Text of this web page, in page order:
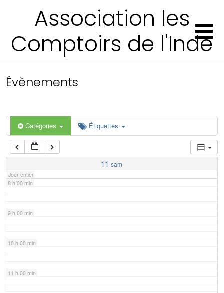
Association les
Comptoirs de l'Inde
Évènements
Catégories Étiquettes
11 sam
Jour entier
4 h 00 min
6 h 00 min
7 h 00 min
8 h 00 min
9 h 00 min
10 h 00 min
11 h 00 min